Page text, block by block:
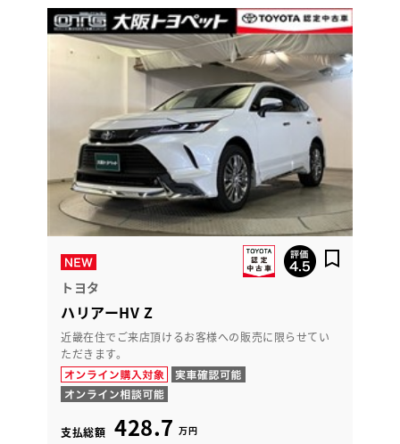
トヨタ
ハリアーHV Z
近畿在住でご来店頂けるお客様への販売に限らせてい
ただきます。
支払総額 428.7 万円